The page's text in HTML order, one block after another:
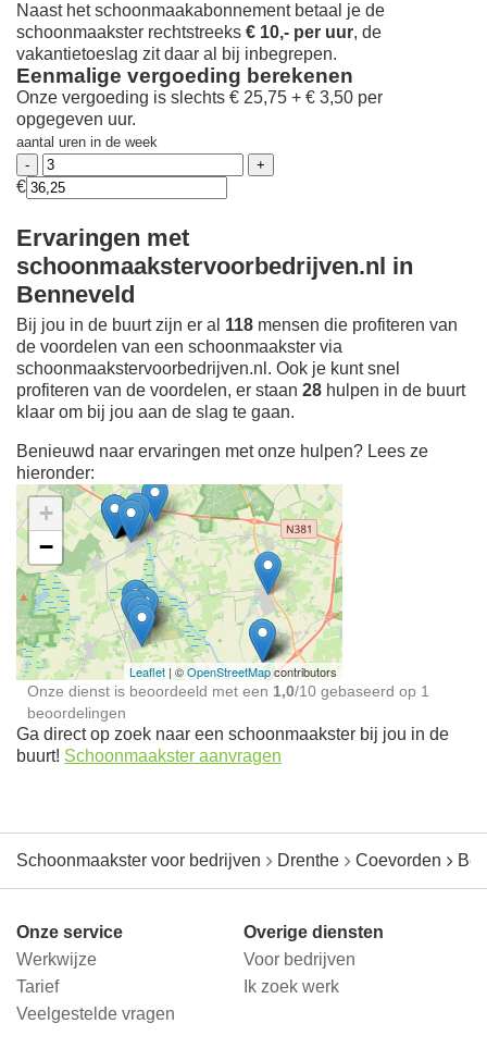
Naast het schoonmaakabonnement betaal je de
schoonmaakster rechtstreeks € 10,- per uur, de
vakantietoeslag zit daar al bij inbegrepen.
Eenmalige vergoeding berekenen
Onze vergoeding is slechts € 25,75 + € 3,50 per
opgegeven uur.
aantal uren in de week
€
Ervaringen met
schoonmaakstervoorbedrijven.nl in
Benneveld
Bij jou in de buurt zijn er al 118 mensen die profiteren van
de voordelen van een schoonmaakster via
schoonmaakstervoorbedrijven.nl. Ook je kunt snel
profiteren van de voordelen, er staan 28 hulpen in de buurt
klaar om bij jou aan de slag te gaan.
Benieuwd naar ervaringen met onze hulpen? Lees ze
hieronder:
Ontdek meer ervaringen
Schoonmaakster bij
jou in de buurt
+
−
Leaflet | ©OpenStreetMapcontributors
Onze dienst is beoordeeld met een 1,0/10 gebaseerd op 1
beoordelingen
Ga direct op zoek naar een schoonmaakster bij jou in de
buurt! Schoonmaakster aanvragen
Schoonmaakster voor bedrijven Drenthe Coevorden
Onze service
Werkwijze
Tarief
Veelgestelde vragen
Overige diensten
Voor bedrijven
Ik zoek werk